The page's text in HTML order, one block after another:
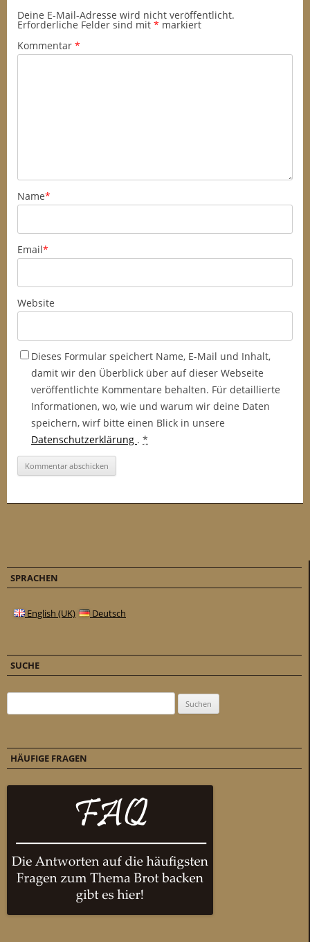
Deine E-Mail-Adresse wird nicht veröffentlicht.
Erforderliche Felder sind mit * markiert
Kommentar *
Name*
Email*
Website
Dieses Formular speichert Name, E-Mail und Inhalt,
damit wir den Überblick über auf dieser Webseite
veröffentlichte Kommentare behalten. Für detaillierte
Informationen, wo, wie und warum wir deine Daten
speichern, wirf bitte einen Blick in unsere
Datenschutzerklärung . *
SPRACHEN
English (UK) Deutsch
SUCHE
HÄUFIGE FRAGEN